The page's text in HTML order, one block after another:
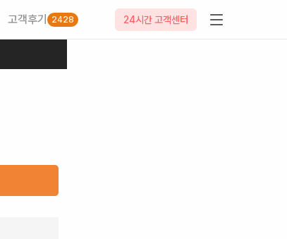
고객후기 2428 24시간 고객센터